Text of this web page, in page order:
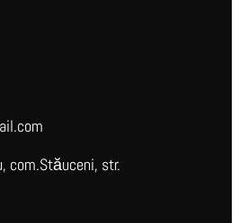
com.Stăuceni, str.